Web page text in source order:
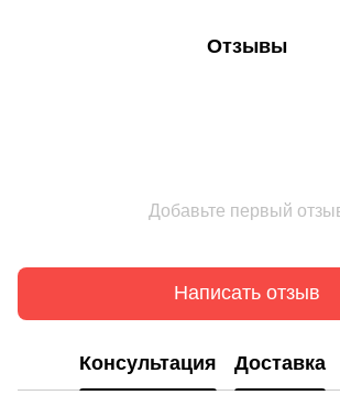
Отзывы
Добавьте первый
Написать отзыв
Консультация Доставка